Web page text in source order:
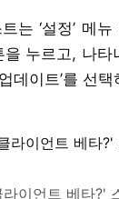
는 ‘설정’ 메뉴
을 누르고, 나
데이트’를 선
이언트 베타?'